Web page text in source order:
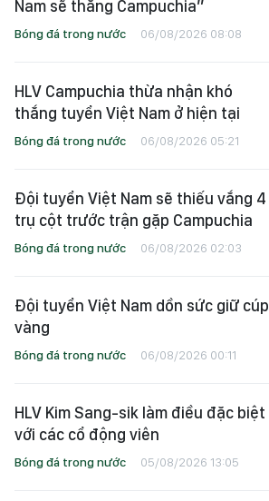
Nam sẽ thắng Campuchia”
Bóng đá trong nước 06/08/2026 08:08
HLV Campuchia thừa nhận khó
thắng tuyển Việt Nam ở hiện tại
Bóng đá trong nước 06/08/2026 05:21
Đội tuyển Việt Nam sẽ thiếu vắng 4
trụ cột trước trận gặp Campuchia
Bóng đá trong nước 06/08/2026 02:03
Đội tuyển Việt Nam dồn sức giữ cúp
vàng
Bóng đá trong nước 06/08/2026 00:11
HLV Kim Sang-sik làm điều đặc biệt
với các cổ động viên
Bóng đá trong nước 05/08/2026 13:05